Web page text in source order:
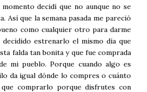
decidí que no aunque no se
Así que la semana pasada me pareció
como cualquier otro para darme
estrenarlo el mismo día que
falda tan bonita y que fue comprada
mi pueblo. Porque cuando algo es
da igual dónde lo compres o cuánto
comprarlo porque disfrutes con